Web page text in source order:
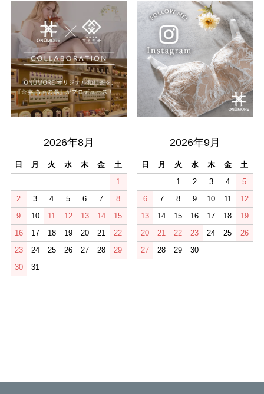
2026年8月
日 月 火 水 木 金
土
1
2
3 4 5 6 7
8
9
10 11 12 13 14
15
16
17 18 19 20 21
22
23
24 25 26 27 28
29
30
31
2026年9月
日 月 火 水 木 金
土
1
2 3 4
5
6
7 8 9 10 11
12
13
14 15 16 17 18
19
20
21 22 23 24 25
26
27
28 29 30